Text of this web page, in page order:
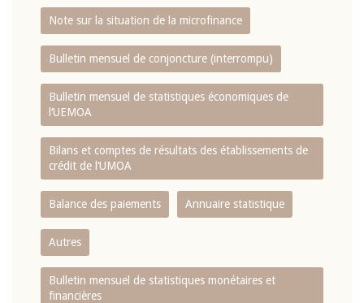
Note sur la situation de la microfinance
Bulletin mensuel de conjoncture (interrompu)
Bulletin mensuel de statistiques économiques de
l‘UEMOA
Bilans et comptes de résultats des établissements de
crédit de l‘UMOA
Balance des paiements Annuaire statistique
Autres
Bulletin mensuel de statistiques monétaires et
financières